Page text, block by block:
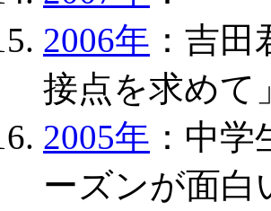
2006年 ：吉
接点を求めて
2005年 ：中
ーズンが面白